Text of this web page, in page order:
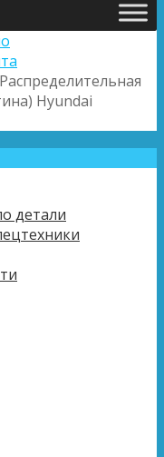
Hyundai
детали